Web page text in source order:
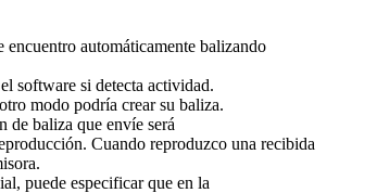
encuentro automáticamente balizando
software si detecta actividad.
modo podría crear su baliza.
de baliza que envíe será
Cuando reproduzco una recibida
puede especificar que en la